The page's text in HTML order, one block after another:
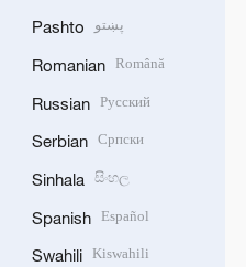
Pashto پښتو
Romanian Română
Russian Русский
Serbian Српски
Sinhala සිංහල
Spanish Español
Swahili Kiswahili